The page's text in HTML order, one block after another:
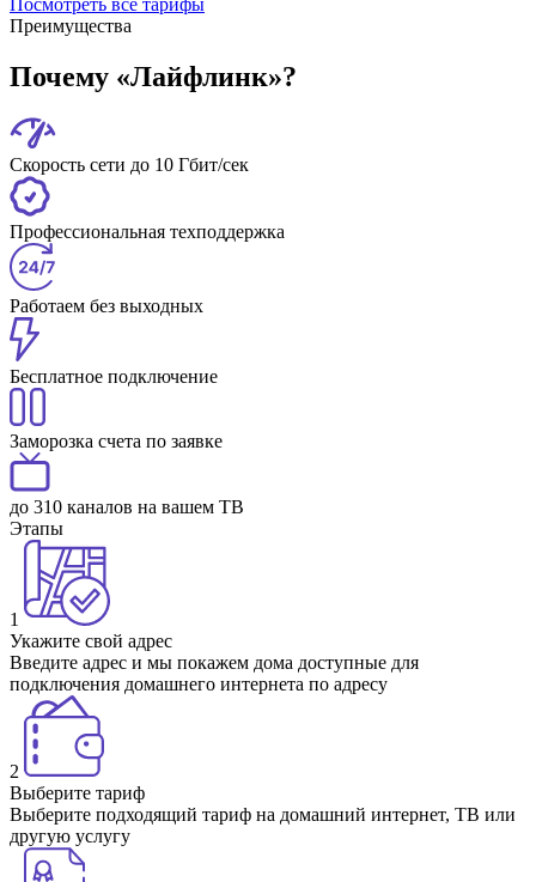
Посмотреть все тарифы
Преимущества
Почему «Лайфлинк»?
Скорость сети до 10 Гбит/сек
Профессиональная техподдержка
Работаем без выходных
Бесплатное подключение
Заморозка счета по заявке
до 310 каналов на вашем ТВ
Этапы
1
Укажите свой адрес
Введите адрес и мы покажем дома доступные для
подключения домашнего интернета по адресу
2
Выберите тариф
Выберите подходящий тариф на домашний интернет, ТВ или
другую услугу